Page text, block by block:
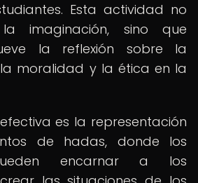
Esta actividad no
imaginación, sino que
la reflexión sobre la
moralidad y la ética en la
es la representación
de hadas, donde los
encarnar a los